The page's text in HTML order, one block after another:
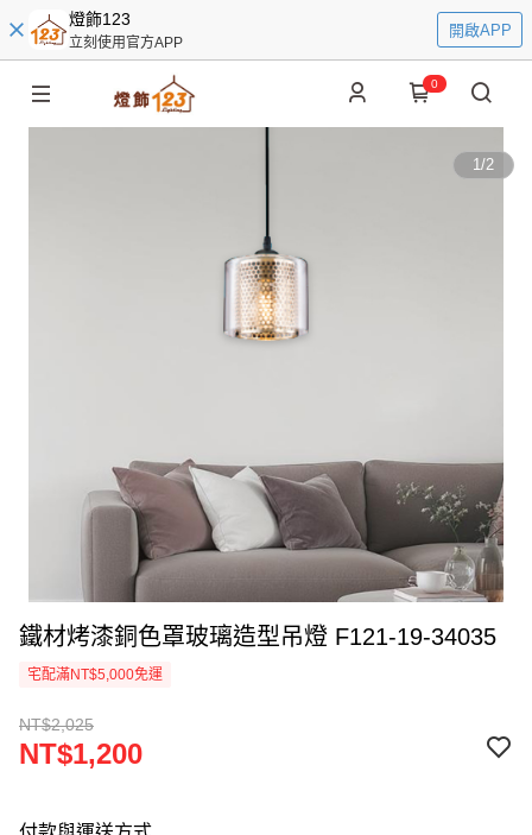
燈飾123
立刻使用官方APP
開啟APP
0
1/2
鐵材烤漆銅色罩玻璃造型吊燈 F121-19-34035
宅配滿NT$5,000免運
NT$2,025
NT$1,200